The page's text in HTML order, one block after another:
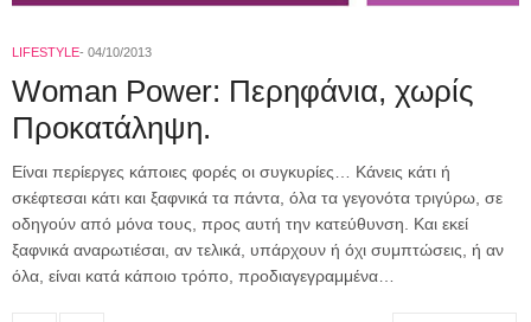
LIFESTYLE 04/10/2013
Woman Power: Περηφάνια, χωρίς
Προκατάληψη.
Eίναι περίεργες κάποιες φορές οι συγκυρίες… Κάνεις κάτι ή
σκέφτεσαι κάτι και ξαφνικά τα πάντα, όλα τα γεγονότα τριγύρω, σε
οδηγούν από μόνα τους, προς αυτή την κατεύθυνση. Και εκεί
ξαφνικά αναρωτιέσαι, αν τελικά, υπάρχουν ή όχι συμπτώσεις, ή αν
όλα, είναι κατά κάποιο τρόπο, προδιαγεγραμμένα…